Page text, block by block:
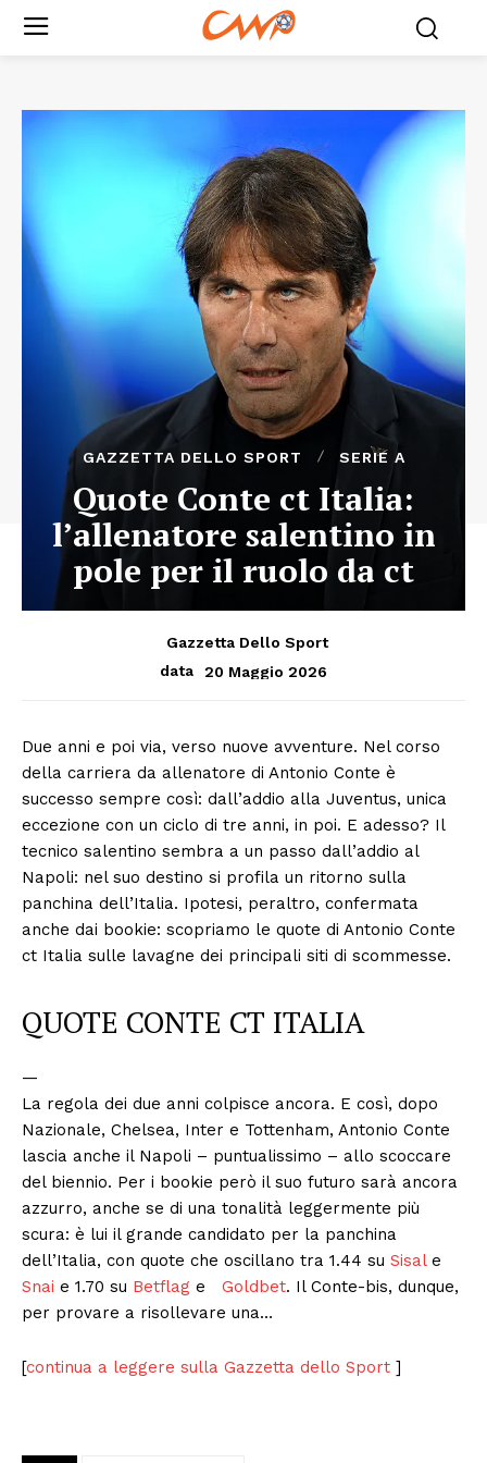
GAZZETTA DELLO SPORT SERIE A
Quote Conte ct Italia:
l’allenatore salentino in
pole per il ruolo da ct
Gazzetta Dello Sport
data
20 Maggio 2026
Due anni e poi via, verso nuove avventure. Nel corso
della carriera da allenatore di Antonio Conte è
successo sempre così: dall’addio alla Juventus, unica
eccezione con un ciclo di tre anni, in poi. E adesso? Il
tecnico salentino sembra a un passo dall’addio al
Napoli: nel suo destino si profila un ritorno sulla
panchina dell’Italia. Ipotesi, peraltro, confermata
anche dai bookie: scopriamo le quote di Antonio Conte
ct Italia sulle lavagne dei principali siti di scommesse.
QUOTE CONTE CT ITALIA
—
La regola dei due anni colpisce ancora. E così, dopo
Nazionale, Chelsea, Inter e Tottenham, Antonio Conte
lascia anche il Napoli – puntualissimo – allo scoccare
del biennio. Per i bookie però il suo futuro sarà ancora
azzurro, anche se di una tonalità leggermente più
scura: è lui il grande candidato per la panchina
dell’Italia, con quote che oscillano tra 1.44 su Sisale
Snai e 1.70 su Betflag e Goldbet. Il Conte-bis, dunque,
per provare a risollevare una…
[continua a leggere sulla Gazzetta dello Sport ]